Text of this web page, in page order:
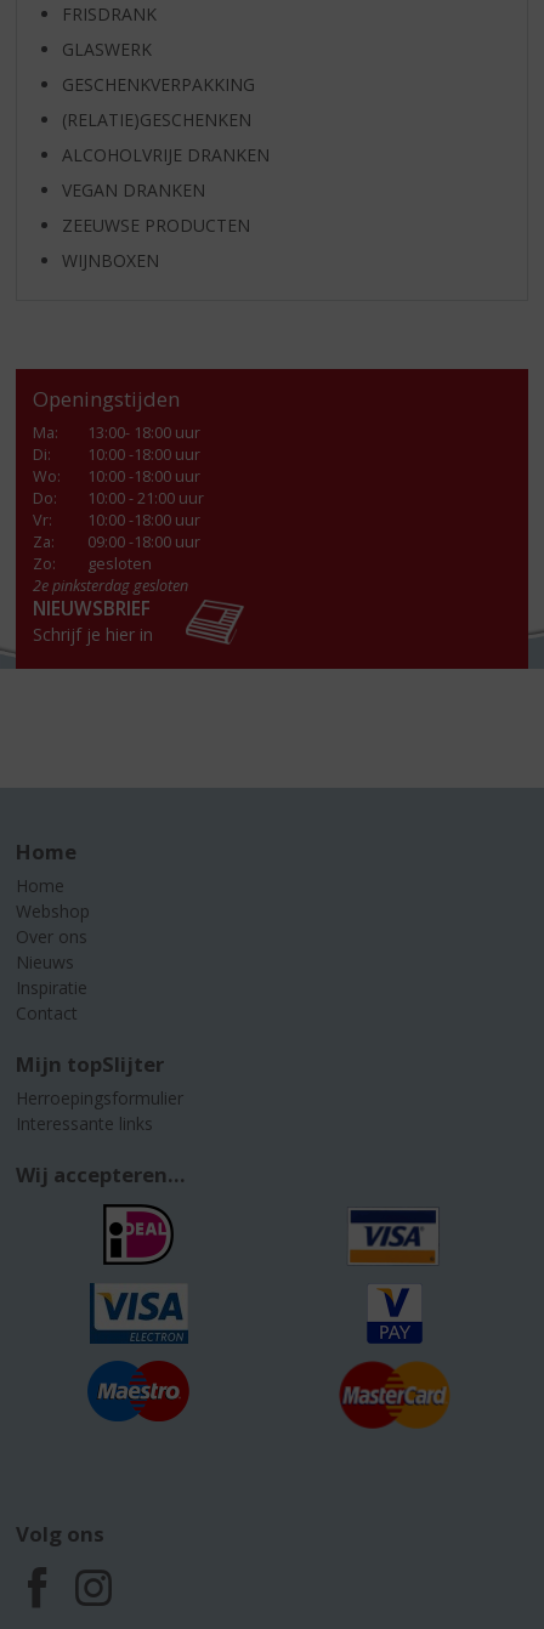
FRISDRANK
GLASWERK
GESCHENKVERPAKKING
(RELATIE)GESCHENKEN
ALCOHOLVRIJE DRANKEN
VEGAN DRANKEN
ZEEUWSE PRODUCTEN
WIJNBOXEN
Openingstijden
Ma:
13:00- 18:00 uur
Di:
10:00 -18:00 uur
Wo:
10:00 -18:00 uur
Do:
10:00 - 21:00 uur
Vr:
10:00 -18:00 uur
Za:
09:00 -18:00 uur
Zo:
gesloten
2e pinksterdag gesloten
NIEUWSBRIEF
Schrijf je hier in
Home
Home
Webshop
Over ons
Nieuws
Inspiratie
Contact
Mijn topSlijter
Herroepingsformulier
Interessante links
Wij accepteren...
Volg ons
F
I